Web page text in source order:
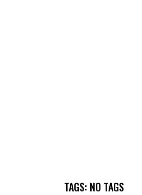
TAGS: NO TAGS